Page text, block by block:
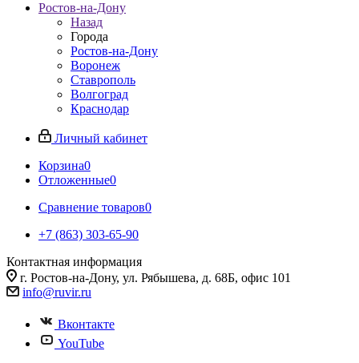
Ростов-на-Дону
Назад
Города
Ростов-на-Дону
Воронеж
Ставрополь
Волгоград
Краснодар
Личный кабинет
Корзина0
Отложенные0
Сравнение товаров0
+7 (863) 303-65-90
Контактная информация
г. Ростов-на-Дону, ул. Рябышева, д. 68Б, офис 101
info@ruvir.ru
Вконтакте
YouTube